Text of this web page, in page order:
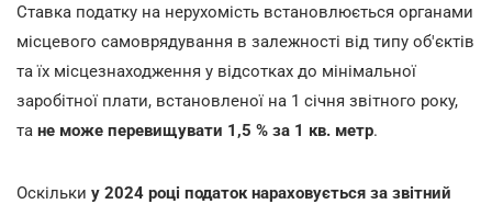
Ставка податку на нерухомість встановлюється органами
місцевого самоврядування в залежності від типу об'єктів
та їх місцезнаходження у відсотках до мінімальної
заробітної плати, встановленої на 1 січня звітного року,
та не може перевищувати 1,5 % за 1 кв. метр.
Оскільки у 2024 році податок нараховується за звітний